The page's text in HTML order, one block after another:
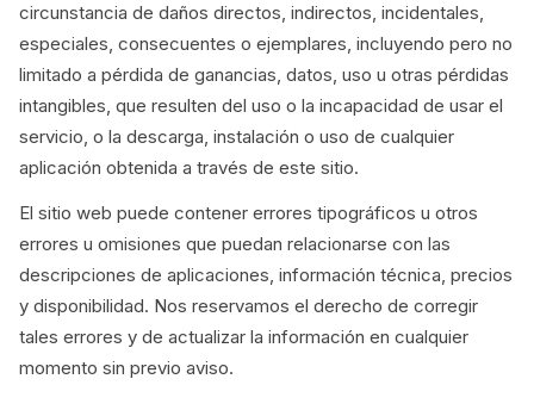
circunstancia de daños directos, indirectos, incidentales,
especiales, consecuentes o ejemplares, incluyendo pero no
limitado a pérdida de ganancias, datos, uso u otras pérdidas
intangibles, que resulten del uso o la incapacidad de usar el
servicio, o la descarga, instalación o uso de cualquier
aplicación obtenida a través de este sitio.
El sitio web puede contener errores tipográficos u otros
errores u omisiones que puedan relacionarse con las
descripciones de aplicaciones, información técnica, precios
y disponibilidad. Nos reservamos el derecho de corregir
tales errores y de actualizar la información en cualquier
momento sin previo aviso.